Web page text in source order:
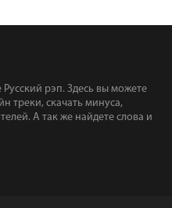
рэп. Здесь вы можете
треки, скачать минуса,
А так же найдете слова и